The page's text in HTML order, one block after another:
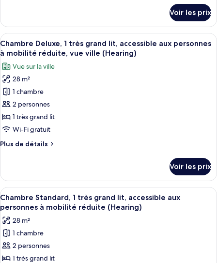
très
grand
lit,
vue
ville
le
type
de
chambre
Deluxe,
très
grand
lit,
ville
Voir les prix
Afficher
toutes
les
photos
pour
ce
type
de
chambre :
Deluxe,
grand
lit,
accessible
aux
personnes
à
mobilité
Une chambre d’hôtel avec un
7
Chambre Deluxe, 1 très grand lit, accessible aux personnes
à mobilité réduite, vue ville (Hearing)
Vue sur la ville
28 m²
1 chambre
2 personnes
1 très grand lit
Wi-Fi gratuit
Plus de détails
Plus
le
type
de
chambre
Chambre
Deluxe,
très
grand
lit,
Voir les prix
Afficher
toutes
les
photos
pour
ce
type
Une chambre d’hôtel avec un
7
Chambre Standard, 1 très grand lit, accessible aux
personnes à mobilité réduite (Hearing)
28 m²
1 chambre
2 personnes
1 très grand lit